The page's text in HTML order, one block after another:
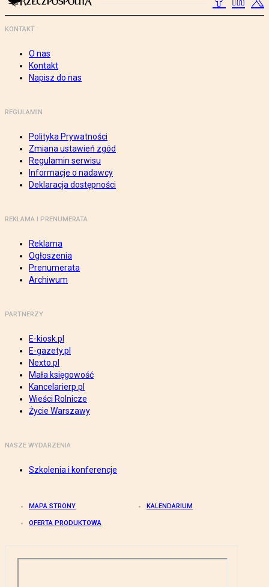
KONTAKT
O nas
Kontakt
Napisz do nas
REGULAMIN
Polityka Prywatności
Zmiana ustawień zgód
Regulamin serwisu
Informacje o nadawcy
Deklaracja dostępności
REKLAMA I PRENUMERATA
Reklama
Ogłoszenia
Prenumerata
Archiwum
PARTNERZY
E-kiosk.pl
E-gazety.pl
Nexto.pl
Mała księgowość
Kancelarierp.pl
Wieści Rolnicze
Życie Warszawy
NASZE WYDARZENIA
Szkolenia i konferencje
MAPA STRONY KALENDARIUM
OFERTA PRODUKTOWA